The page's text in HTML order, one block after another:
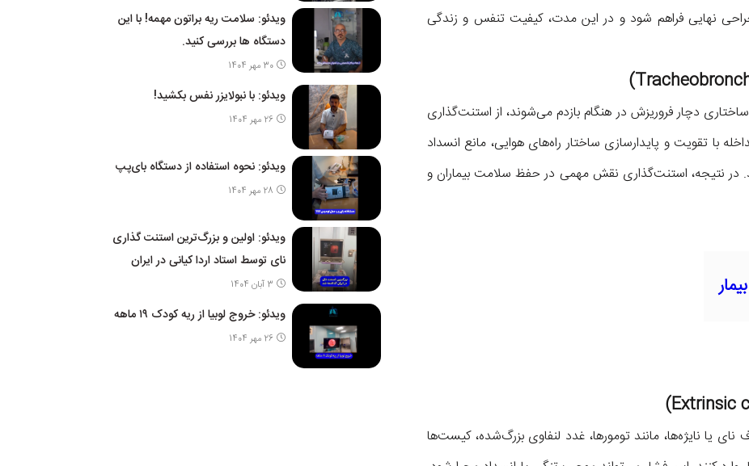
نهایی فراهم شود و در این مدت، کیفیت تنفس و زندگی
دچار فروریزش در هنگام بازدم می‌شوند، از استنت‌گذاری
با تقویت و پایدارسازی ساختار راه‌های هوایی، مانع انسداد
نتیجه، استنت‌گذاری نقش مهمی در حفظ سلامت بیماران و
یا نایژه‌ها، مانند تومورها، غدد لنفاوی بزرگ‌شده، کیست‌ها
ویدئو: سلامت ریه براتون مهمه! با این
دستگاه ها بررسی کنید.
30 مهر 1404
ویدئو: با نبولایزر نفس بکشید!
26 مهر 1404
ویدئو: نحوه استفاده از دستگاه بای‌پپ
28 مهر 1404
ویدئو: اولین و بزرگ‌ترین استنت گذاری
نای توسط استاد اردا کیانی در ایران
3 آبان 1404
ویدئو: خروج لوبیا از ریه کودک ۱۹ ماهه
26 مهر 1404